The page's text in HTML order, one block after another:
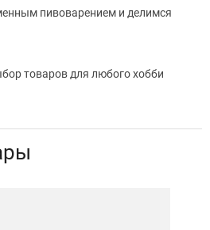
пивоварением и делимся
товаров для любого хобби